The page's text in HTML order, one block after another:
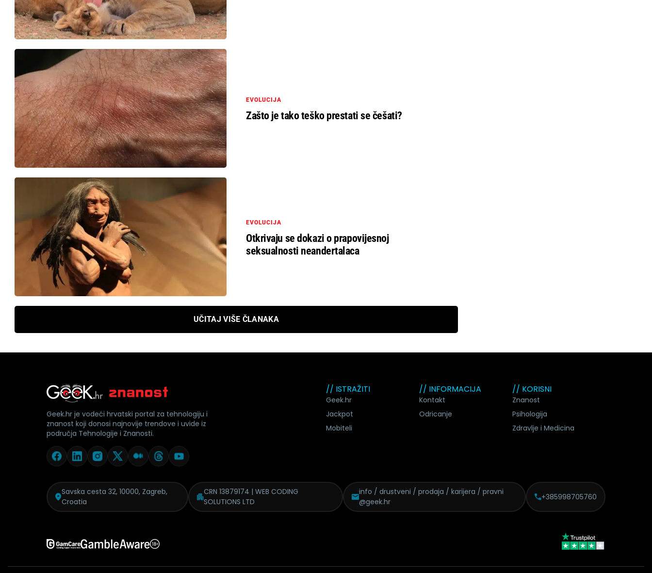
EVOLUCIJA
Zašto je tako teško prestati se češati?
EVOLUCIJA
Otkrivaju se dokazi o prapovijesnoj
seksualnosti neandertalaca
UČITAJ VIŠE ČLANAKA
// ISTRAŽITI
Geek.hr
Jackpot
Mobiteli
// INFORMACIJA
Kontakt
Odricanje
// KORISNI
Znanost
Psihologija
Zdravlje i Medicina
Geek.hr je vodeći hrvatski portal za tehnologiju i
znanost koji donosi najnovije trendove i uvide iz
područja Tehnologije i Znanosti.
Savska cesta 32, 10000, Zagreb,
Croatia
CRN 13879174 | WEB CODING
SOLUTIONS LTD
info / drustveni / prodaja /karijera / pravni
@geek.hr
+385998705760